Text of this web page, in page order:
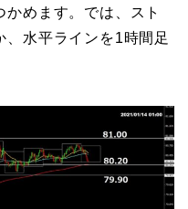
めます。では、スト
、水平ラインを1時間足